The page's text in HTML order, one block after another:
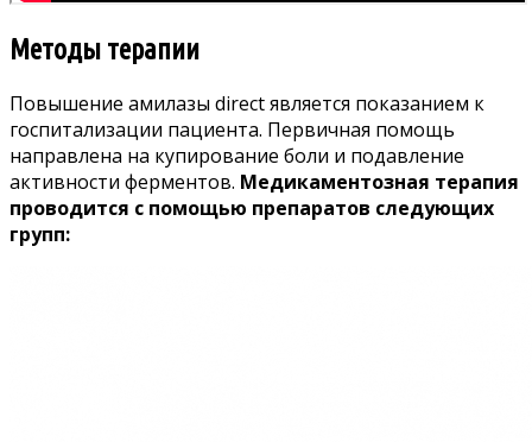
Методы терапии
Повышение амилазы direct является показанием к
госпитализации пациента. Первичная помощь
направлена на купирование боли и подавление
активности ферментов. Медикаментозная терапия
проводится с помощью препаратов следующих
групп: